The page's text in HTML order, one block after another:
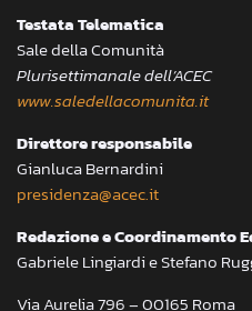
Testata Telematica
Sale della Comunità
Plurisettimanale dell’ACEC
www.saledellacomunita.it
Direttore responsabile
Gianluca Bernardini
presidenza@acec.it
Redazione e Coordinamento
Gabriele Lingiardi e Stefano
Via Aurelia 796 – 00165 Roma